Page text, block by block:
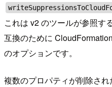
これは v2 のツールが参照す
互換のために
のオプションです。
複数のプロパティが削除さ